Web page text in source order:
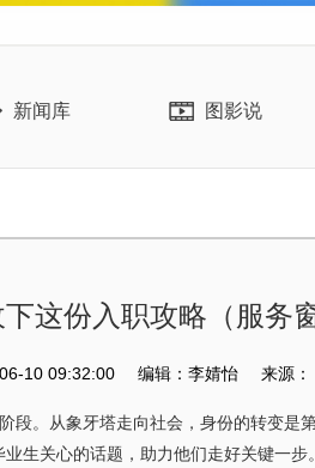
新闻库 图影说
这份入职攻略（服务
10 09:32:00 编辑：李婧怡 来源：
。从象牙塔走向社会，身份的转变是第
生关心的话题，助力他们走好关键一步。